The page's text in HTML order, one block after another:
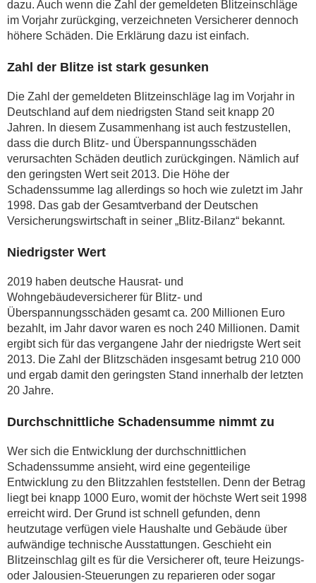
dazu. Auch wenn die Zahl der gemeldeten Blitzeinschläge
im Vorjahr zurückging, verzeichneten Versicherer dennoch
höhere Schäden. Die Erklärung dazu ist einfach.
Zahl der Blitze ist stark gesunken
Die Zahl der gemeldeten Blitzeinschläge lag im Vorjahr in
Deutschland auf dem niedrigsten Stand seit knapp 20
Jahren. In diesem Zusammenhang ist auch festzustellen,
dass die durch Blitz- und Überspannungsschäden
verursachten Schäden deutlich zurückgingen. Nämlich auf
den geringsten Wert seit 2013. Die Höhe der
Schadenssumme lag allerdings so hoch wie zuletzt im Jahr
1998. Das gab der Gesamtverband der Deutschen
Versicherungswirtschaft in seiner „Blitz-Bilanz“ bekannt.
Niedrigster Wert
2019 haben deutsche Hausrat- und
Wohngebäudeversicherer für Blitz- und
Überspannungsschäden gesamt ca. 200 Millionen Euro
bezahlt, im Jahr davor waren es noch 240 Millionen. Damit
ergibt sich für das vergangene Jahr der niedrigste Wert seit
2013. Die Zahl der Blitzschäden insgesamt betrug 210 000
und ergab damit den geringsten Stand innerhalb der letzten
20 Jahre.
Durchschnittliche Schadensumme nimmt zu
Wer sich die Entwicklung der durchschnittlichen
Schadenssumme ansieht, wird eine gegenteilige
Entwicklung zu den Blitzzahlen feststellen. Denn der Betrag
liegt bei knapp 1000 Euro, womit der höchste Wert seit 1998
erreicht wird. Der Grund ist schnell gefunden, denn
heutzutage verfügen viele Haushalte und Gebäude über
aufwändige technische Ausstattungen. Geschieht ein
Blitzeinschlag gilt es für die Versicherer oft, teure Heizungs-
oder Jalousien-Steuerungen zu reparieren oder sogar